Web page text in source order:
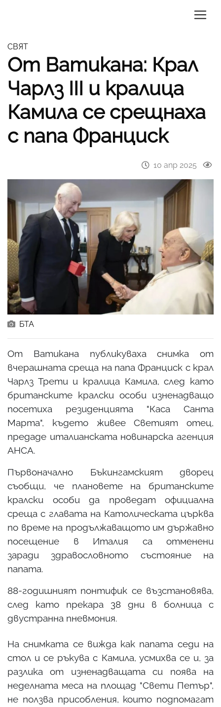
СВЯТ
От Ватикана: Крал
Чарлз III и кралица
Камила се срещнаха
с папа Франциск
10 апр 2025
БТА
От Ватикана публикуваха снимка от
вчерашната среща на папа Франциск с крал
Чарлз Трети и кралица Камила, след като
британските кралски особи изненадващо
посетиха резиденцията "Каса Санта
Марта", където живее Светият отец,
предаде италианската новинарска агенция
АНСА.
Първоначално Бъкингамският дворец
съобщи, че плановете на британските
кралски особи да проведат официална
среща с главата на Католическата църква
по време на продължаващото им държавно
посещение в Италия са отменени
заради здравословното състояние на
папата.
88-годишният понтифик се възстановява,
след като прекара 38 дни в болница с
двустранна пневмония.
На снимката се вижда как папата седи на
стол и се ръкува с Камила, усмихва се и, за
разлика от изненадващата си поява на
неделната меса на площад "Свети Петър",
не ползва присобления, които подпомагат